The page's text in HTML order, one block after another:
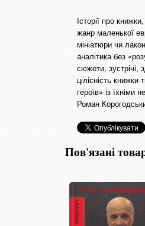
Історії про
жанр маленької
мініатюри чи
аналітика без
сюжети, зустрічі,
цілісність
героїв» із
Роман
Пов'язані